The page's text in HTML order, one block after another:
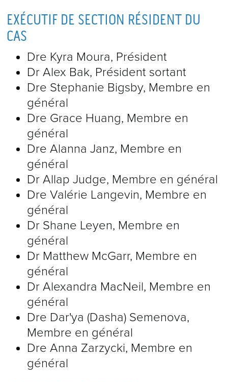
réguliers.
Le même groupe a également mis au
point un certain nombre d’outils
pédagogiques interactifs en ligne pour
les stagiaires en anesthésie, y compris
pour le personnel chargé d’améliorer
ses compétences en matière d’ETO et
d’échographie régionale.
VirtualTEE, conçu pour les instructeurs
et les étudiants dans le domaine de
l’ETO bidimensionnelle.
Virtual Liver, qui offre une vue
tridimensionnelle approfondie et
interactive du foie.
Cardiac Embryology, qui facilite
l’enseignement et l’apprentissage de
l’embryologie cardiaque.
EXÉCUTIF DE SECTION RÉSIDENT DU
CAS
Dre Kyra Moura, Président
Dr Alex Bak, Président sortant
Dre Stephanie Bigsby, Membre en
général
Dre Grace Huang, Membre en
général
Dre Alanna Janz, Membre en
général
Dr Allap Judge, Membre en général
Dre Valérie Langevin, Membre en
général
Dr Shane Leyen, Membre en
général
Dr Matthew McGarr, Membre en
général
Dr Alexandra MacNeil, Membre en
général
Dre Dar'ya (Dasha) Semenova,
Membre en général
Dre Anna Zarzycki, Membre en
général